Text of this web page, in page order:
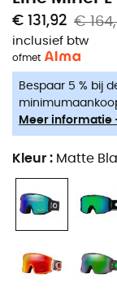
€ 131,92 €
inclusief btw
ofmet
Bespaar 5 % bij
Meer informatie
Kleur : Matte